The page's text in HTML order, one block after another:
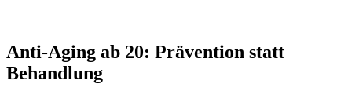
Anti-Aging ab 20: Prävention statt
Behandlung